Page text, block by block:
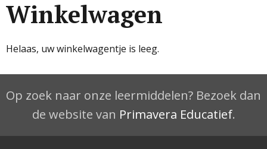
Winkelwagen
Helaas, uw winkelwagentje is leeg.
Op zoek naar onze leermiddelen? Bezoek dan
de website van Primavera Educatief.